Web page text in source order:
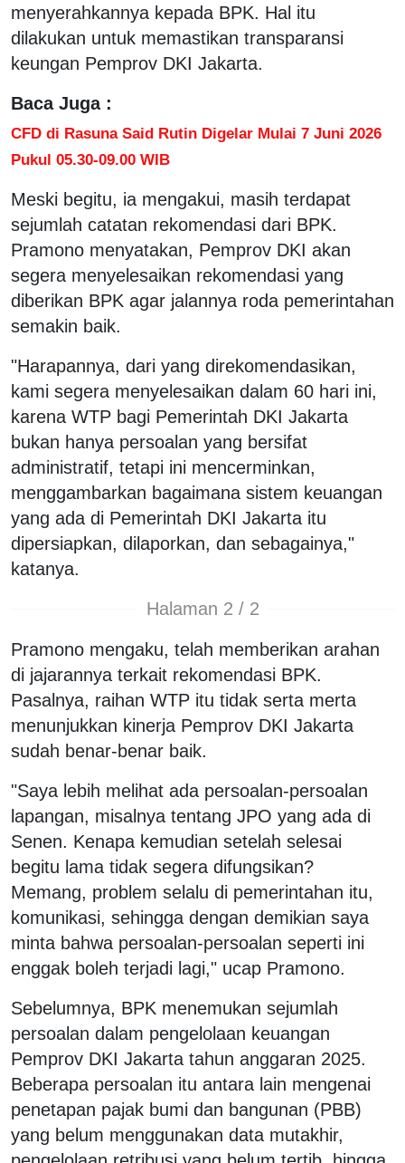
menyerahkannya kepada BPK. Hal itu
dilakukan untuk memastikan transparansi
keungan Pemprov DKI Jakarta.
Baca Juga :
CFD di Rasuna Said Rutin Digelar Mulai 7 Juni 2026
Pukul 05.30-09.00 WIB
Meski begitu, ia mengakui, masih terdapat
sejumlah catatan rekomendasi dari BPK.
Pramono menyatakan, Pemprov DKI akan
segera menyelesaikan rekomendasi yang
diberikan BPK agar jalannya roda pemerintahan
semakin baik.
"Harapannya, dari yang direkomendasikan,
kami segera menyelesaikan dalam 60 hari ini,
karena WTP bagi Pemerintah DKI Jakarta
bukan hanya persoalan yang bersifat
administratif, tetapi ini mencerminkan,
menggambarkan bagaimana sistem keuangan
yang ada di Pemerintah DKI Jakarta itu
dipersiapkan, dilaporkan, dan sebagainya,"
katanya.
Halaman 2 / 2
Pramono mengaku, telah memberikan arahan
di jajarannya terkait rekomendasi BPK.
Pasalnya, raihan WTP itu tidak serta merta
menunjukkan kinerja Pemprov DKI Jakarta
sudah benar-benar baik.
"Saya lebih melihat ada persoalan-persoalan
lapangan, misalnya tentang JPO yang ada di
Senen. Kenapa kemudian setelah selesai
begitu lama tidak segera difungsikan?
Memang, problem selalu di pemerintahan itu,
komunikasi, sehingga dengan demikian saya
minta bahwa persoalan-persoalan seperti ini
enggak boleh terjadi lagi," ucap Pramono.
Sebelumnya, BPK menemukan sejumlah
persoalan dalam pengelolaan keuangan
Pemprov DKI Jakarta tahun anggaran 2025.
Beberapa persoalan itu antara lain mengenai
penetapan pajak bumi dan bangunan (PBB)
yang belum menggunakan data mutakhir,